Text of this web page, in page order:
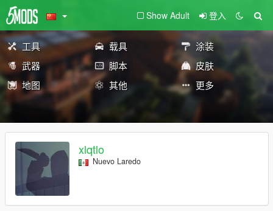
Show Adult 登入
工具 载具
涂装
武器
脚本
皮肤
地图
其他 更多
xlqtlo
Nuevo Laredo